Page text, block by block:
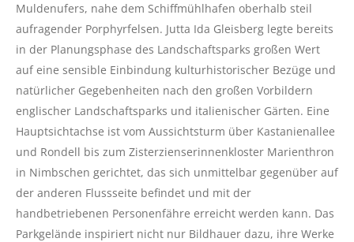
Muldenufers, nahe dem Schiffmühlhafen oberhalb steil
aufragender Porphyrfelsen. Jutta Ida Gleisberg legte bereits
in der Planungsphase des Landschaftsparks großen Wert
auf eine sensible Einbindung kulturhistorischer Bezüge und
natürlicher Gegebenheiten nach den großen Vorbildern
englischer Landschaftsparks und italienischer Gärten. Eine
Hauptsichtachse ist vom Aussichtsturm über Kastanienallee
und Rondell bis zum Zisterzienserinnenkloster Marienthron
in Nimbschen gerichtet, das sich unmittelbar gegenüber auf
der anderen Flussseite befindet und mit der
handbetriebenen Personenfähre erreicht werden kann. Das
Parkgelände inspiriert nicht nur Bildhauer dazu, ihre Werke